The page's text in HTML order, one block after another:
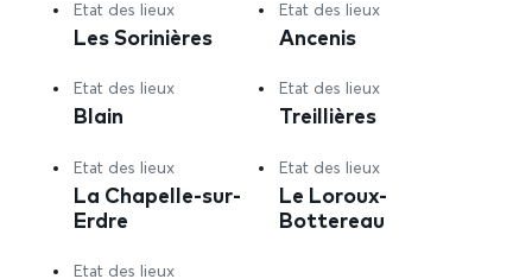
Etat des lieux
Les Sorinières
Etat des lieux
Ancenis
Etat des lieux
Blain
Etat des lieux
Treillières
Etat des lieux
La Chapelle-sur-
Erdre
Etat des lieux
Le Loroux-
Bottereau
Etat des lieux